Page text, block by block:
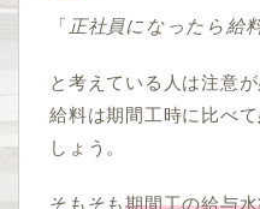
「 正社員になったら給
と考えている人は注意
給料は期間工時に比べて
しょう。
そもそも期間工の給与